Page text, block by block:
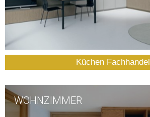
Küchen Fachhandel
WOHNZIMMER